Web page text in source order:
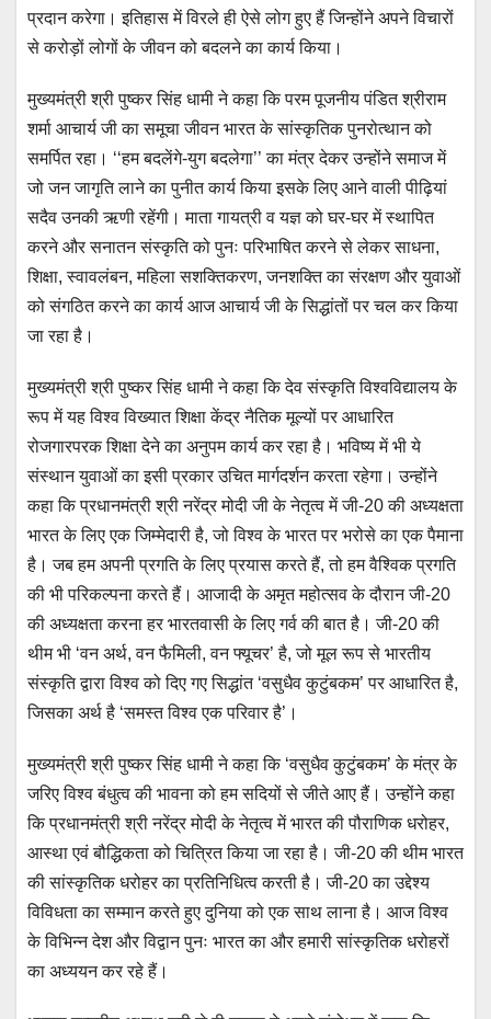
प्रदान करेगा। इतिहास में विरले ही ऐसे लोग हुए हैं जिन्होंने अपने विचारों
से करोड़ों लोगों के जीवन को बदलने का कार्य किया।
मुख्यमंत्री श्री पुष्कर सिंह धामी ने कहा कि परम पूजनीय पंडित श्रीराम
शर्मा आचार्य जी का समूचा जीवन भारत के सांस्कृतिक पुनरोत्थान को
समर्पित रहा। ‘‘हम बदलेंगे-युग बदलेगा’’ का मंत्र देकर उन्होंने समाज में
जो जन जागृति लाने का पुनीत कार्य किया इसके लिए आने वाली पीढ़ियां
सदैव उनकी ऋणी रहेंगी। माता गायत्री व यज्ञ को घर-घर में स्थापित
करने और सनातन संस्कृति को पुनः परिभाषित करने से लेकर साधना,
शिक्षा, स्वावलंबन, महिला सशक्तिकरण, जनशक्ति का संरक्षण और युवाओं
को संगठित करने का कार्य आज आचार्य जी के सिद्धांतों पर चल कर किया
जा रहा है।
मुख्यमंत्री श्री पुष्कर सिंह धामी ने कहा कि देव संस्कृति विश्वविद्यालय के
रूप में यह विश्व विख्यात शिक्षा केंद्र नैतिक मूल्यों पर आधारित
रोजगारपरक शिक्षा देने का अनुपम कार्य कर रहा है। भविष्य में भी ये
संस्थान युवाओं का इसी प्रकार उचित मार्गदर्शन करता रहेगा। उन्होंने
कहा कि प्रधानमंत्री श्री नरेंद्र मोदी जी के नेतृत्व में जी-20 की अध्यक्षता
भारत के लिए एक जिम्मेदारी है, जो विश्व के भारत पर भरोसे का एक पैमाना
है। जब हम अपनी प्रगति के लिए प्रयास करते हैं, तो हम वैश्विक प्रगति
की भी परिकल्पना करते हैं। आजादी के अमृत महोत्सव के दौरान जी-20
की अध्यक्षता करना हर भारतवासी के लिए गर्व की बात है। जी-20 की
थीम भी ‘वन अर्थ, वन फैमिली, वन फ्यूचर’ है, जो मूल रूप से भारतीय
संस्कृति द्वारा विश्व को दिए गए सिद्धांत ‘वसुधैव कुटुंबकम’ पर आधारित है,
जिसका अर्थ है ‘समस्त विश्व एक परिवार है’।
मुख्यमंत्री श्री पुष्कर सिंह धामी ने कहा कि ‘वसुधैव कुटुंबकम’ के मंत्र के
जरिए विश्व बंधुत्व की भावना को हम सदियों से जीते आए हैं। उन्होंने कहा
कि प्रधानमंत्री श्री नरेंद्र मोदी के नेतृत्व में भारत की पौराणिक धरोहर,
आस्था एवं बौद्धिकता को चित्रित किया जा रहा है। जी-20 की थीम भारत
की सांस्कृतिक धरोहर का प्रतिनिधित्व करती है। जी-20 का उद्देश्य
विविधता का सम्मान करते हुए दुनिया को एक साथ लाना है। आज विश्व
के विभिन्न देश और विद्वान पुनः भारत का और हमारी सांस्कृतिक धरोहरों
का अध्ययन कर रहे हैं।